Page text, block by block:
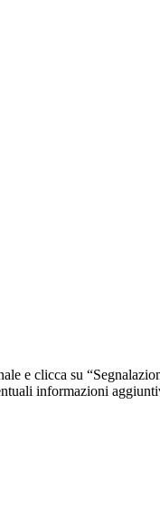
e clicca su
informazioni